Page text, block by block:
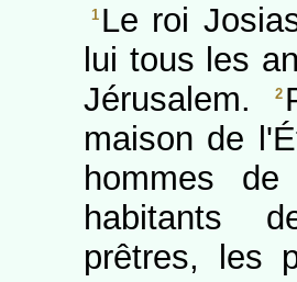
1 Le roi
lui tous les
Jérusalem.
2
maison de
hommes
habitants
prêtres, les